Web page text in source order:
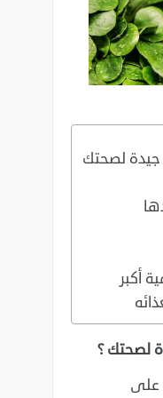
جيدة لصحتك
أكبر
لصحتك ؟
على